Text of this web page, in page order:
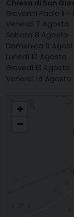
Chiesa di San
Giovanni Paolo II -
Venerdì 7 Agosto
Sabato 8 Agosto
Domenica 9
Lunedì 10 Agosto
Giovedì 13 Agosto
Venerdì 14 Agosto
+
−